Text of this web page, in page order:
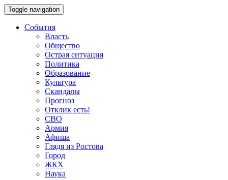
Toggle navigation
События
Власть
Общество
Острая ситуация
Политика
Образование
Культура
Скандалы
Прогноз
Отклик есть!
СВО
Армия
Афиша
Глядя из Ростова
Город
ЖКХ
Наука